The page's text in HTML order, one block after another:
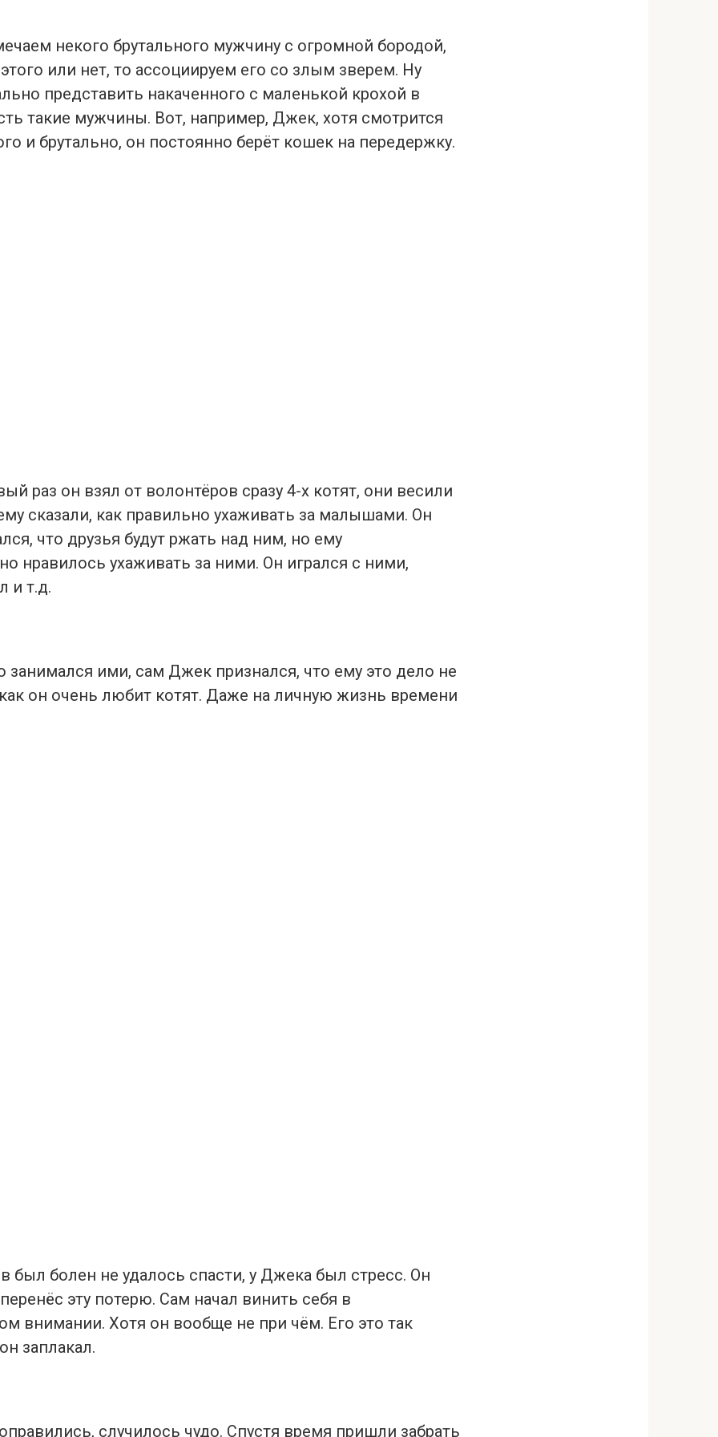
некого брутального мужчину с огромной бородой,
или нет, то ассоциируем его со злым зверем. Ну
представить накаченного с маленькой крохой в
такие мужчины. Вот, например, Джек, хотя смотрится
и брутально, он постоянно берёт кошек на передержку.
раз он взял от волонтёров сразу 4-х котят, они весили
сказали, как правильно ухаживать за малышами. Он
что друзья будут ржать над ним, но ему
нравилось ухаживать за ними. Он игрался с ними,
и т.д.
занимался ими, сам Джек признался, что ему это дело не
как он очень любит котят. Даже на личную жизнь времени
был болен не удалось спасти, у Джека был стресс. Он
эту потерю. Сам начал винить себя в
внимании. Хотя он вообще не при чём. Его это так
заплакал.
случилось чудо. Спустя время пришли забрать